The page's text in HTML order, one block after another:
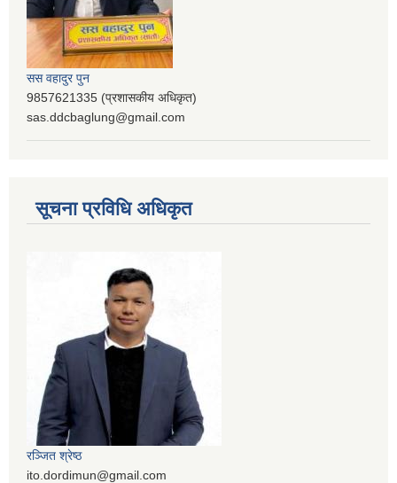
सस वहादुर पुन
9857621335 (प्रशासकीय अधिकृत)
sas.ddcbaglung@gmail.com
सूचना प्रविधि अधिकृत
रञ्‍जित श्रेष्ठ
ito.dordimun@gmail.com